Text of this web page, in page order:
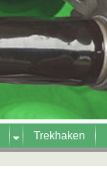
 Trekhaken